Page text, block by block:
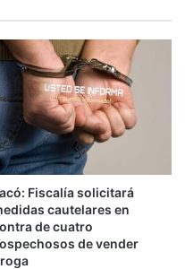
Fiscalía solicitará
cautelares en
de cuatro
de vender